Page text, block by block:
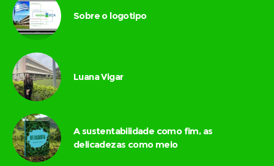
Sobre o logotipo
Luana Vigar
A sustentabilidade como fim, as
delicadezas como meio